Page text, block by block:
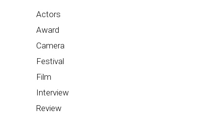
Actors
Award
Camera
Festival
Film
Interview
Review